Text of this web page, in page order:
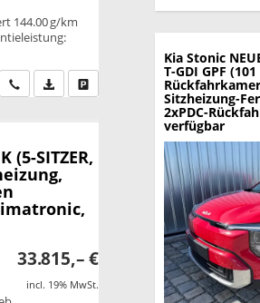
144.00 g/km
Wir rufen Sie anPDF-Datei, Fahrzeugexposé drucken
Drucken, parken oder vergleichen
(5-SITZER,
33.815,– €
incl. 19% MwSt.
Kia Stonic
T-GDI GPF
Sitzheizung-
2xPDC-
verfügbar